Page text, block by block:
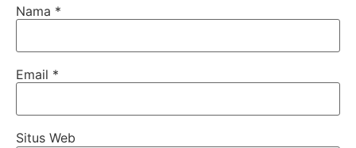
Nama *
Email *
Situs Web